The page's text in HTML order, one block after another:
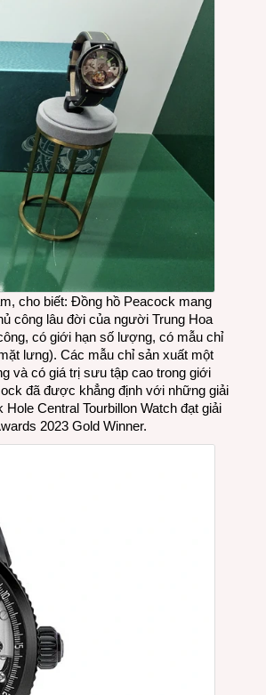
cho biết: Đồng hồ Peacock mang
công lâu đời của người Trung Hoa
có giới hạn số lượng, có mẫu chỉ
lưng). Các mẫu chỉ sản xuất một
và có giá trị sưu tập cao trong giới
đã được khẳng định với những giải
Central Tourbillon Watch đạt giải
2023 Gold Winner.